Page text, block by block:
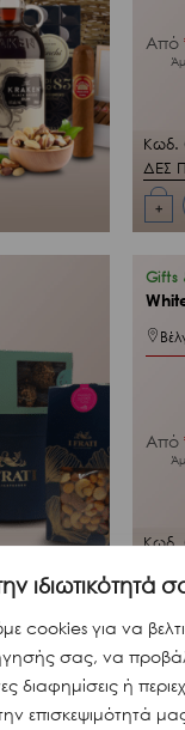
ιδιωτικότητά
cookies για να
σας, να
διαφημίσεις ή
επισκεψιμότητά
+
Κωδ.
ΔΕΣ
Από
στη
Κωδ.
Gifts
Από
Box